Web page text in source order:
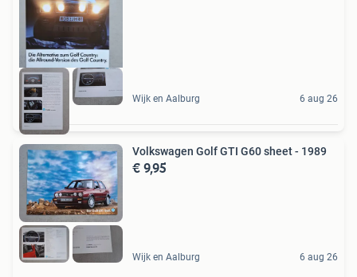
Wijk en Aalburg 6 aug 26
Volkswagen Golf GTI G60 sheet - 1989
€ 9,95
Wijk en Aalburg 6 aug 26